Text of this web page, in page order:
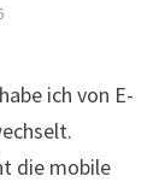
ich von E-
die mobile